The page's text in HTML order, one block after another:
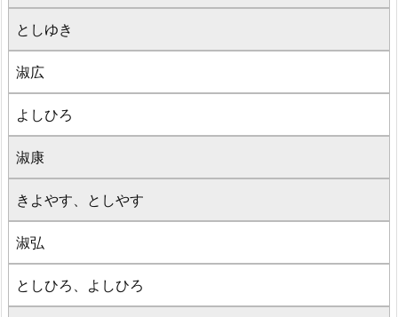
としゆき
淑広
よしひろ
淑康
きよやす、としやす
淑弘
としひろ、よしひろ